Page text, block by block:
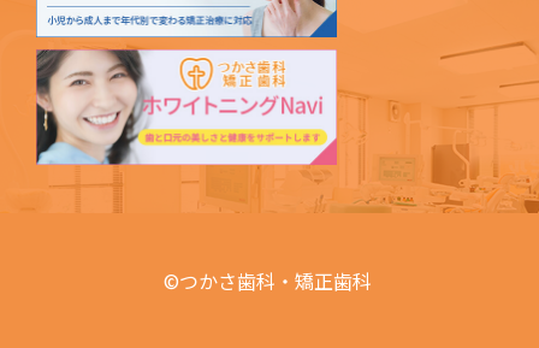
©つかさ歯科・矯正歯科